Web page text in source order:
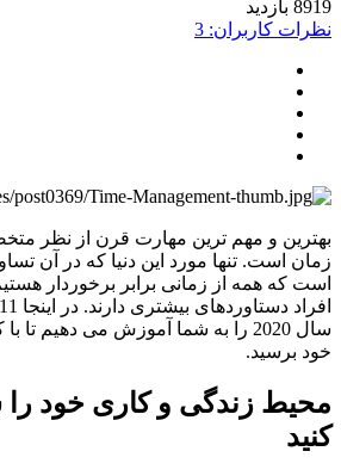
کاربران: 3
و مهم ترین مهارت قرن از نظر
است. تنها مورد این دنیا که در آن تساوی
که همه از زمانی برابر برخوردار هستیم.
افراد
سال 2020 را به شما آموزش می دهیم تا با
زندگی و کاری خود را